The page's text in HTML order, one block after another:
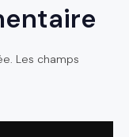
Les champs